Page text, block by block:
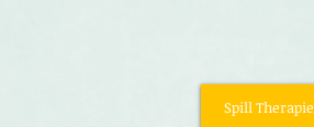
Spill Therapie